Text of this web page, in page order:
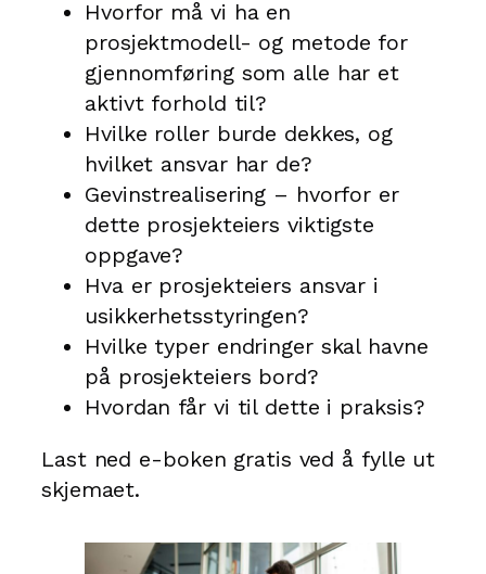
Hvorfor må vi ha en
prosjektmodell- og metode for
gjennomføring som alle har et
aktivt forhold til?
Hvilke roller burde dekkes, og
hvilket ansvar har de?
Gevinstrealisering – hvorfor er
dette prosjekteiers viktigste
oppgave?
Hva er prosjekteiers ansvar i
usikkerhetsstyringen?
Hvilke typer endringer skal havne
på prosjekteiers bord?
Hvordan får vi til dette i praksis?
Last ned e-boken gratis ved å fylle ut
skjemaet.